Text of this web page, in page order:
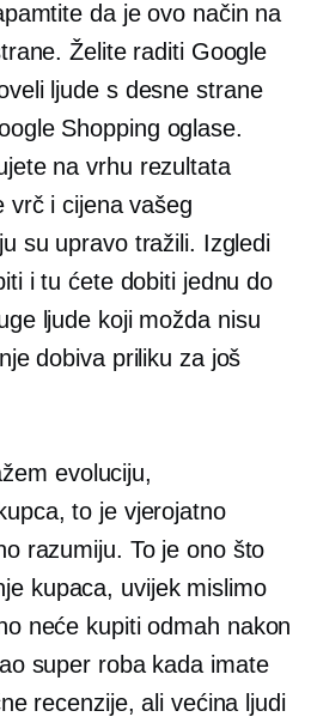
da je ovo način na
Želite raditi Google
ljude s desne strane
Shopping oglase.
na vrhu rezultata
vrč i cijena vašeg
su upravo tražili. Izgledi
i tu ćete dobiti jednu do
ljude koji možda nisu
dobiva priliku za još
evoluciju,
to je vjerojatno
razumiju. To je ono što
kupaca, uvijek mislimo
neće kupiti odmah nakon
super roba kada imate
recenzije, ali većina ljudi